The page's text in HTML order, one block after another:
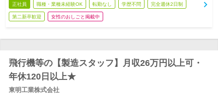
正社員 職種・業種未経験OK 転勤なし 学歴不問 完全週休2日制
第二新卒歓迎 女性のおしごと掲載中
飛行機等の【製造スタッフ】月収26万円以上可・
年休120日以上★
東明工業株式会社